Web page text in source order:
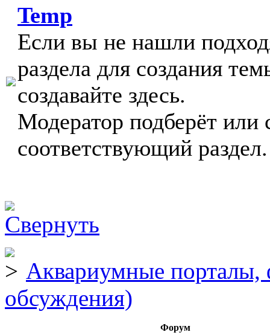
Temp
Если вы не нашли
раздела для создания
создавайте здесь.
Модератор подберёт или
соответствующий раздел.
Аквариумные
обсуждения)
Форум